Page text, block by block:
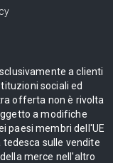
a clienti
sociali ed
offerta non è rivolta
a modifiche
paesi membri dell'UE
sulle vendite
merce nell'altro